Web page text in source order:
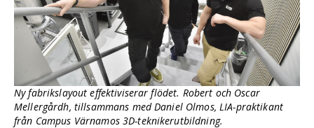
Ny fabrikslayout effektiviserar flödet. Robert och Oscar
Mellergårdh, tillsammans med Daniel Olmos, LIA-praktikant
från Campus Värnamos 3D-teknikerutbildning.